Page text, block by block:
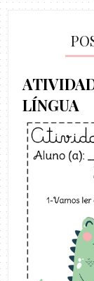
LÍNGUA